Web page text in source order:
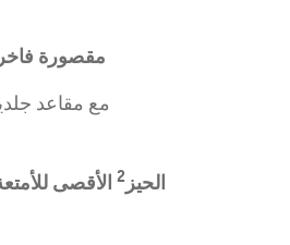
مقصورة
مع مقاعد
​الحيز2الأقصى للأمتعة 405